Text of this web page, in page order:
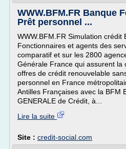
WWW.BFM.FR Banque
Prêt personnel ...
WWW.BFM.FR Simulation crédit
Fonctionnaires et agents des
comparatif et sur les 2800
Générale France qui assurent la
offres de crédit renouvelable
personnel en France
Antilles Françaises avec la BFM
GENERALE de Crédit, à...
Lire la suite
Site : credit-social.com